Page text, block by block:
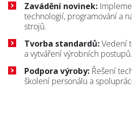
Zavádění novinek:
technologií, programování a
strojů.
Tvorba standardů:Vedení
a vytváření výrobních postupů.
Podpora výroby: Řešení
školení personálu a